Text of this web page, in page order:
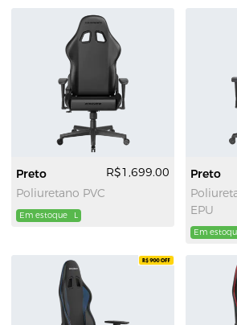
Preto
Poliuretano PVC
R$1,699.00
Em estoque L
Preto
EPU
Em